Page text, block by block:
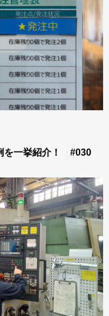
を一挙紹介！ #030